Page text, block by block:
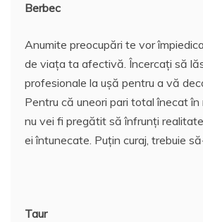
c
e
b
o
o
k
er l
e
st
s
A
p
p
Berbec
Anumite preocupări te vor
de viața ta afectivă. Încercați să
profesionale la ușă pentru a vă
Pentru că uneori pari total înecat
nu vei fi pregătit să înfrunți
ei întunecate. Puțin curaj, trebuie
Taur